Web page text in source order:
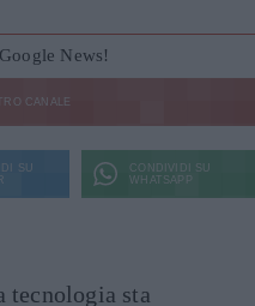
News!
CANALE
SU
CONDIVIDI SU
WHATSAPP
sta